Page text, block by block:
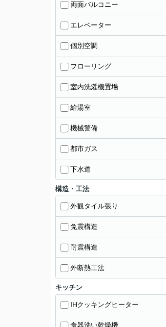
両面バルコニー
エレベーター
個別空調
フローリング
室内洗濯機置場
給湯室
機械警備
都市ガス
下水道
構造・工法
外観タイル張り
免震構造
耐震構造
外断熱工法
キッチン
IHクッキングヒーター
食器洗い乾燥機